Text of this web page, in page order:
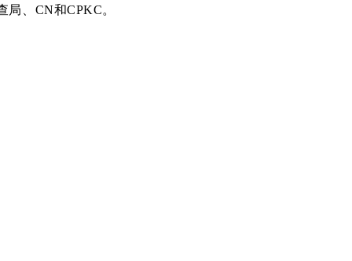
、CN和CPKC。